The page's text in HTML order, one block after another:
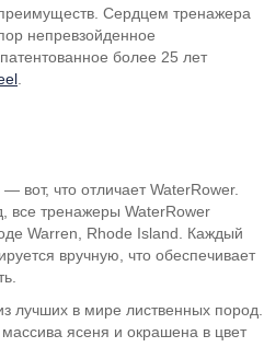
Сердцем тренажера
непревзойденное
более 25 лет
вот, что отличает WaterRower.
все тренажеры WaterRower
Warren, Rhode Island. Каждый
вручную, что обеспечивает
лучших в мире лиственных пород.
ясеня и окрашена в цвет